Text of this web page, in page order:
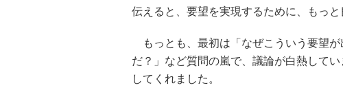
伝えると、要望を実現するために、もっ
もっとも、最初は「なぜこういう要望
だ？」など質問の嵐で、議論が白熱して
してくれました。